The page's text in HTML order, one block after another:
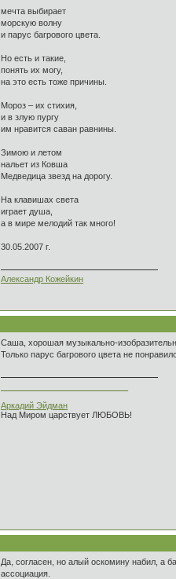
мечта выбирает
морскую волну
и парус багрового цвета.
Но есть и такие,
понять их могу,
на это есть тоже причины.
Мороз – их стихия,
и в злую пургу
им нравится саван равнины.
Зимою и летом
нальет из Ковша
Медведица звезд на дорогу.
На клавишах света
играет душа,
а в мире мелодий так много!
30.05.2007 г.
Александр Кожейкин
Саша, хорошая музыкально-
Только парус багрового цвета не
Аркадий Эйдман
Над Миром царствует ЛЮБОВЬ!
Да, согласен, но алый оскомину набил, а
ассоциация.